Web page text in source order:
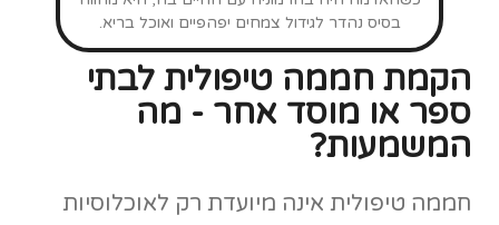
שאינם מוצאים עניין בתחומים הרגילים שבבית
הספר. החממה הטיפולית יכולה אף לספק
מקום מפגש ועבודה משותפת בין ילדים
מכיתות שונות וכן בשילוב עם החינוך המיוחד.
המטופלים, ליצור חיבורים וחברויות מיוחדות וכן